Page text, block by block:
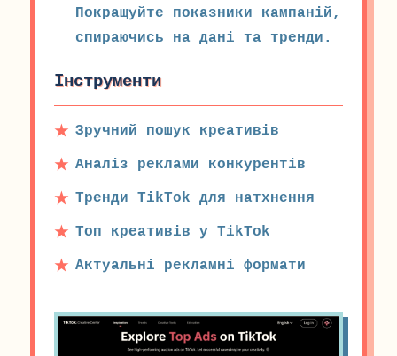
Покращуйте показники кампаній,
спираючись на дані та тренди.
Інструменти
Зручний пошук креативів
Аналіз реклами конкурентів
Тренди TikTok для натхнення
Топ креативів у TikTok
Актуальні рекламні формати